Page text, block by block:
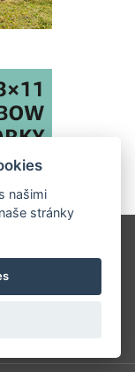
určených pro
našimi
stránky